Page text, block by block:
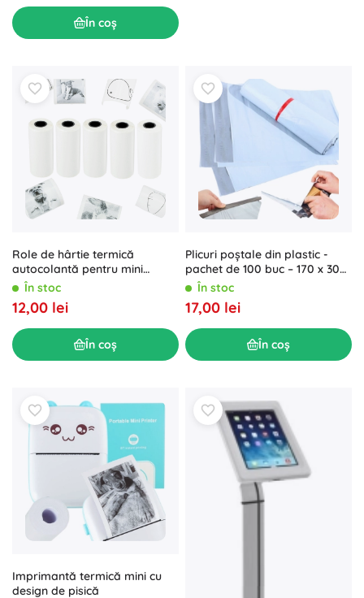
În coș
Role de hârtie termică
autocolantă pentru mini
imprimantă
În stoc
12,00 lei
În coș
Plicuri poștale din plastic -
pachet de 100 buc – 170 x 300
mmÎn stoc
17,00 lei
În coș
Imprimantă termică mini cu
design de pisică